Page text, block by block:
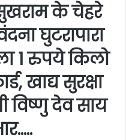
के चेहरे
घुटरापारा
1 रुपये किलो
खाद्य सुरक्षा
विष्णु देव साय